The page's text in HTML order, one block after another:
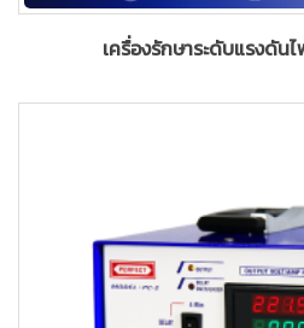
เครื่องรักษาระดับแรงดัน